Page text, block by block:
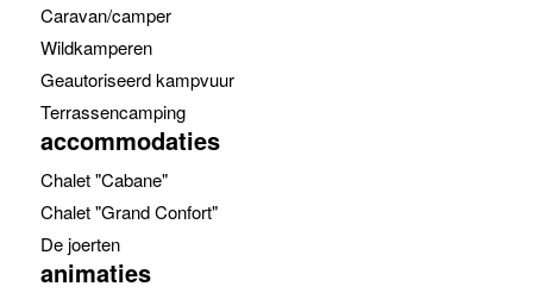
Caravan/camper
Wildkamperen
Geautoriseerd kampvuur
Terrassencamping
accommodaties
Chalet "Cabane"
Chalet "Grand Confort"
De joerten
animaties